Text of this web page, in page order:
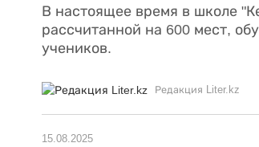
В настоящее время в школе
рассчитанной на 600 мест,
учеников.
Редакция Liter.kz
15.08.2025